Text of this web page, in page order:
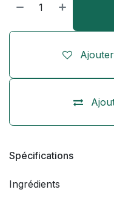
Spécifications
Ingrédients